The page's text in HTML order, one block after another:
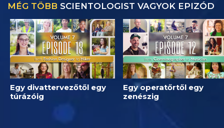
MÉG TÖBB SCIENTOLOGIST VAGYOK EPIZÓD
Egy divattervezőtől egy
túrázóig
Egy operatőrtől egy
zenészig